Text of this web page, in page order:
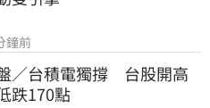
鐘前
／台積電獨撐　台股開高
跌170點